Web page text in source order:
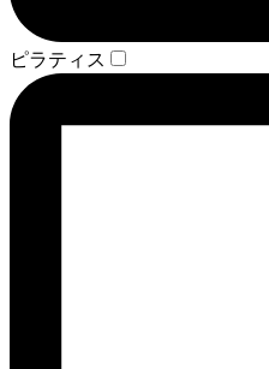
ピラティス